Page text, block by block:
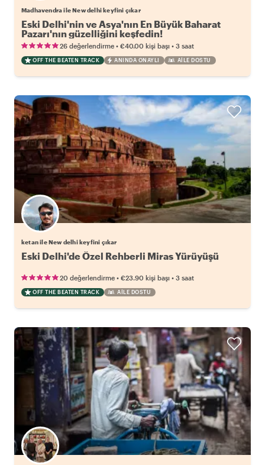
Madhavendra ile New delhi keyfini çıkar
Eski Delhi'nin ve Asya'nın En Büyük Baharat
Pazarı'nın güzelliğini keşfedin!
26 değerlendirme • €40.00 kişi başı • 3 saat
OFF THE BEATEN TRACK ANINDA ONAYLI AILE DOSTU
ketan ile New delhi keyfini çıkar
Eski Delhi'de Özel Rehberli Miras Yürüyüşü
20 değerlendirme • €23.90 kişi başı • 3 saat
OFF THE BEATEN TRACK AILE DOSTU